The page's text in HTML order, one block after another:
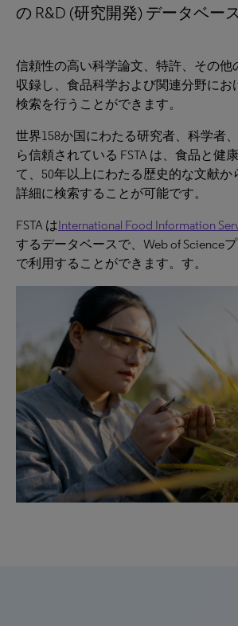
の R&D (研究開発) データベー
信頼性の高い科学論文、特許、その他
収録し、食品科学および関連分野にお
検索を行うことができます。
世界158か国にわたる研究者、科学者
ら信頼されている FSTA は、食品と健
て、50年以上にわたる歴史的な文献か
詳細に検索することが可能です。
FSTA はInternational Food Information
するデータベースで、Web of Science
で利用することができます。す。